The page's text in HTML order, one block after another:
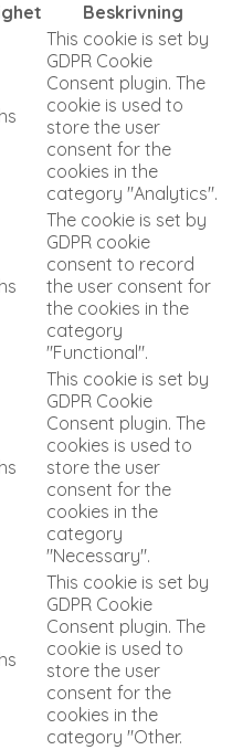
Beskrivning
This cookie is set by
GDPR Cookie
Consent plugin. The
cookie is used to
store the user
consent for the
cookies in the
category "Analytics".
The cookie is set by
GDPR cookie
consent to record
the user consent for
the cookies in the
category
"Functional".
This cookie is set by
GDPR Cookie
Consent plugin. The
cookies is used to
store the user
consent for the
cookies in the
category
"Necessary".
This cookie is set by
GDPR Cookie
Consent plugin. The
cookie is used to
store the user
consent for the
cookies in the
category "Other.